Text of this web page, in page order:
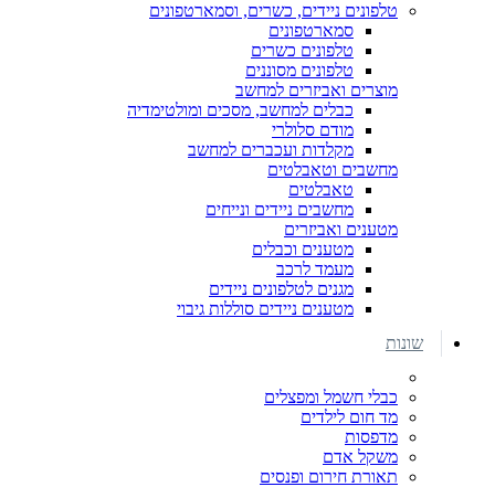
טלפונים ניידים, כשרים, וסמארטפונים
סמארטפונים
טלפונים כשרים
טלפונים מסוננים
מוצרים ואביזרים למחשב
כבלים למחשב, מסכים ומולטימדיה
מודם סלולרי
מקלדות ועכברים למחשב
מחשבים וטאבלטים
טאבלטים
מחשבים ניידים ונייחים
מטענים ואביזרים
מטענים וכבלים
מעמד לרכב
מגנים לטלפונים ניידים
מטענים ניידים סוללות גיבוי
שונות
כבלי חשמל ומפצלים
מד חום לילדים
מדפסות
משקל אדם
תאורת חירום ופנסים